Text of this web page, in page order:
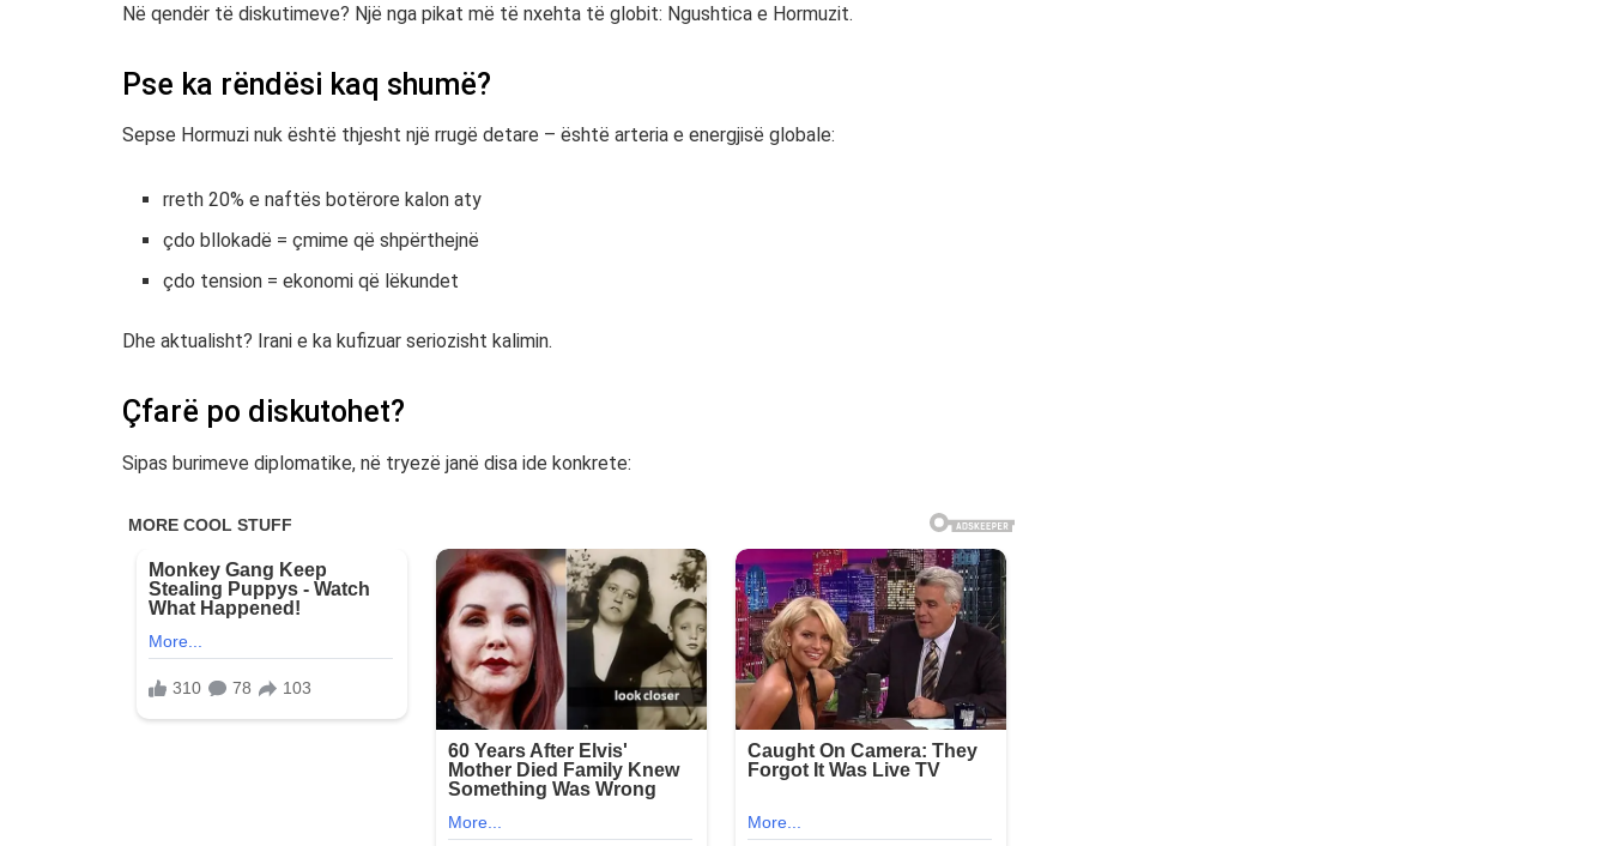
Në qendër të diskutimeve? Një nga pikat më të nxehta të globit: Ngushtica e Hormuzit.
Pse ka rëndësi kaq shumë?
Sepse Hormuzi nuk është thjesht një rrugë detare – është arteria e energjisë globale:
rreth 20% e naftës botërore kalon aty
çdo bllokadë = çmime që shpërthejnë
çdo tension = ekonomi që lëkundet
Dhe aktualisht? Irani e ka kufizuar seriozisht kalimin.
Çfarë po diskutohet?
Sipas burimeve diplomatike, në tryezë janë disa ide konkrete: